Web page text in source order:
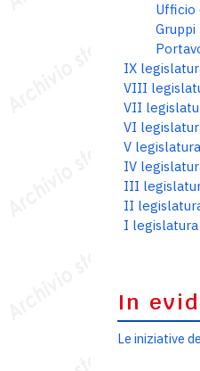
Ufficio
IX
VIII
VII
VI
V legislatura
IV
III
II
I legislatura
In
Le iniziative